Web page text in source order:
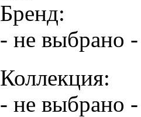
Бренд:
- не выбрано -
Коллекция:
- не выбрано -